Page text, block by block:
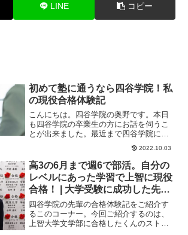
LINE コピー
初めて塾に通うなら四谷学院！私
の現役合格体験記
こんにちは。四谷学院の奥野です。本日
も四谷学院の卒業生の方にお話を伺うこ
とが出来ました。最近まで四谷学院に通
っていて、今は現役の大学生の方です。
2022.10.03
高3の6月まで週6で部活。自分の
レベルにあった学習で上智に現役
合格！ | 大学受験に成功した先輩
にインタビュー【大学受験予備校
四谷学院】
四谷学院の先輩の合格体験記をご紹介す
るこのコーナー。今回ご紹介するのは、
上智大学文学部に合格したくんのストー